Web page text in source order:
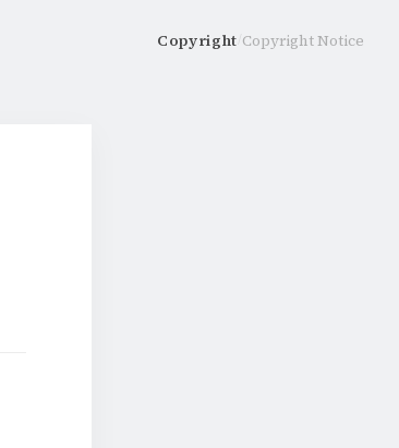
Copyright Copyright Notice